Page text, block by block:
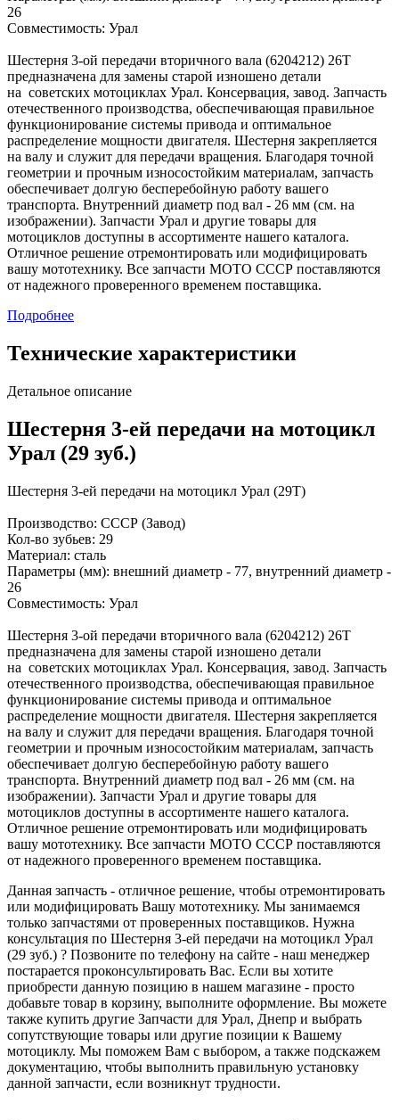
26
Совместимость: Урал
Шестерня 3-ой передачи вторичного вала (6204212) 26Т
предназначена для замены старой изношено детали
на советских мотоциклах Урал. Консервация, завод. Запчасть
отечественного производства, обеспечивающая правильное
функционирование системы привода и оптимальное
распределение мощности двигателя. Шестерня закрепляется
на валу и служит для передачи вращения. Благодаря точной
геометрии и прочным износостойким материалам, запчасть
обеспечивает долгую бесперебойную работу вашего
транспорта. Внутренний диаметр под вал - 26 мм (см. на
изображении). Запчасти Урал и другие товары для
мотоциклов доступны в ассортименте нашего каталога.
Отличное решение отремонтировать или модифицировать
вашу мототехнику. Все запчасти МОТО СССР поставляются
от надежного проверенного временем поставщика.
Подробнее
Технические характеристики
Детальное описание
Шестерня 3-ей передачи на мотоцикл
Урал (29 зуб.)
Шестерня 3-ей передачи на мотоцикл Урал (29Т)
Производство: СССР (Завод)
Кол-во зубьев: 29
Материал: сталь
Параметры (мм): внешний диаметр - 77, внутренний диаметр -
26
Совместимость: Урал
Шестерня 3-ой передачи вторичного вала (6204212) 26Т
предназначена для замены старой изношено детали
на советских мотоциклах Урал. Консервация, завод. Запчасть
отечественного производства, обеспечивающая правильное
функционирование системы привода и оптимальное
распределение мощности двигателя. Шестерня закрепляется
на валу и служит для передачи вращения. Благодаря точной
геометрии и прочным износостойким материалам, запчасть
обеспечивает долгую бесперебойную работу вашего
транспорта. Внутренний диаметр под вал - 26 мм (см. на
изображении). Запчасти Урал и другие товары для
мотоциклов доступны в ассортименте нашего каталога.
Отличное решение отремонтировать или модифицировать
вашу мототехнику. Все запчасти МОТО СССР поставляются
от надежного проверенного временем поставщика.
Данная запчасть - отличное решение, чтобы отремонтировать
или модифицировать Вашу мототехнику. Мы занимаемся
только запчастями от проверенных поставщиков. Нужна
консультация по Шестерня 3-ей передачи на мотоцикл Урал
(29 зуб.) ? Позвоните по телефону на сайте - наш менеджер
постарается проконсультировать Вас. Если вы хотите
приобрести данную позицию в нашем магазине - просто
добавьте товар в корзину, выполните оформление. Вы можете
также купить другие Запчасти для Урал, Днепр и выбрать
сопутствующие товары или другие позиции к Вашему
мотоциклу. Мы поможем Вам с выбором, а также подскажем
документацию, чтобы выполнить правильную установку
данной запчасти, если возникнут трудности.